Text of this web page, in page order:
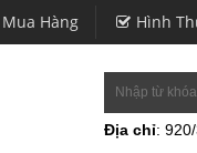
Hàng Hình
Địa chỉ: